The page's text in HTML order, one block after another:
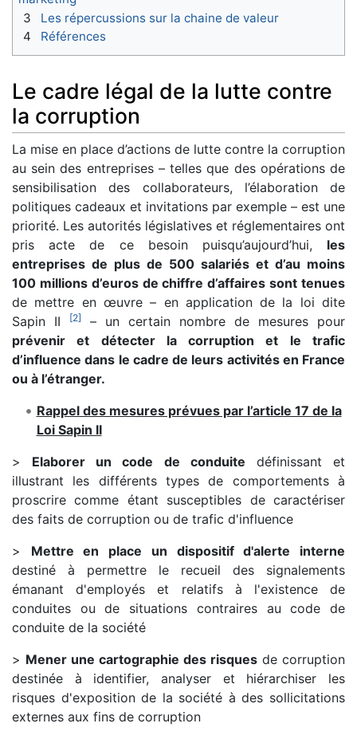
3
Les répercussions sur la chaine de valeur
4
Références
Le cadre légal de la lutte contre
la corruption
La mise en place d’actions de lutte contre la corruption
au sein des entreprises – telles que des opérations de
sensibilisation des collaborateurs, l’élaboration de
politiques cadeaux et invitations par exemple – est une
priorité. Les autorités législatives et réglementaires ont
pris acte de ce besoin puisqu’aujourd’hui, les
entreprises de plus de 500 salariés et d’au moins
100 millions d’euros de chiffre d’affaires sont tenues
de mettre en œuvre – en application de la loi dite
Sapin II
[2]
– un certain nombre de mesures pour
prévenir et détecter la corruption et le trafic
d’influence dans le cadre de leurs activités en France
ou à l’étranger.
Rappel des mesures prévues par l’article 17 de la
Loi Sapin II
> Elaborer un code de conduite définissant et
illustrant les différents types de comportements à
proscrire comme étant susceptibles de caractériser
des faits de corruption ou de trafic d'influence
> Mettre en place un dispositif d'alerte interne
destiné à permettre le recueil des signalements
émanant d'employés et relatifs à l'existence de
conduites ou de situations contraires au code de
conduite de la société
> Mener une cartographie des risques de corruption
destinée à identifier, analyser et hiérarchiser les
risques d'exposition de la société à des sollicitations
externes aux fins de corruption